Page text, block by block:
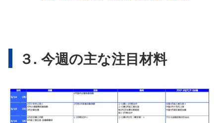
３. 今週の主な注目材料